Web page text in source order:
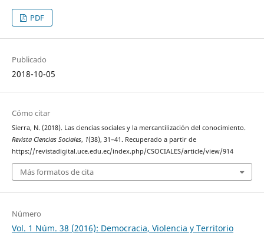
PDF
Publicado
2018-10-05
Cómo citar
Sierra, N. (2018). Las ciencias sociales y la mercantilización del conocimiento.
Revista Ciencias Sociales, 1(38), 31–41. Recuperado a partir de
https://revistadigital.uce.edu.ec/index.php/CSOCIALES/article/view/914
Más formatos de cita
Número
Vol. 1 Núm. 38 (2016): Democracia, Violencia y Territorio